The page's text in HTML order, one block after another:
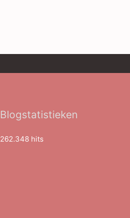
Blogstatistieken
262.348 hits